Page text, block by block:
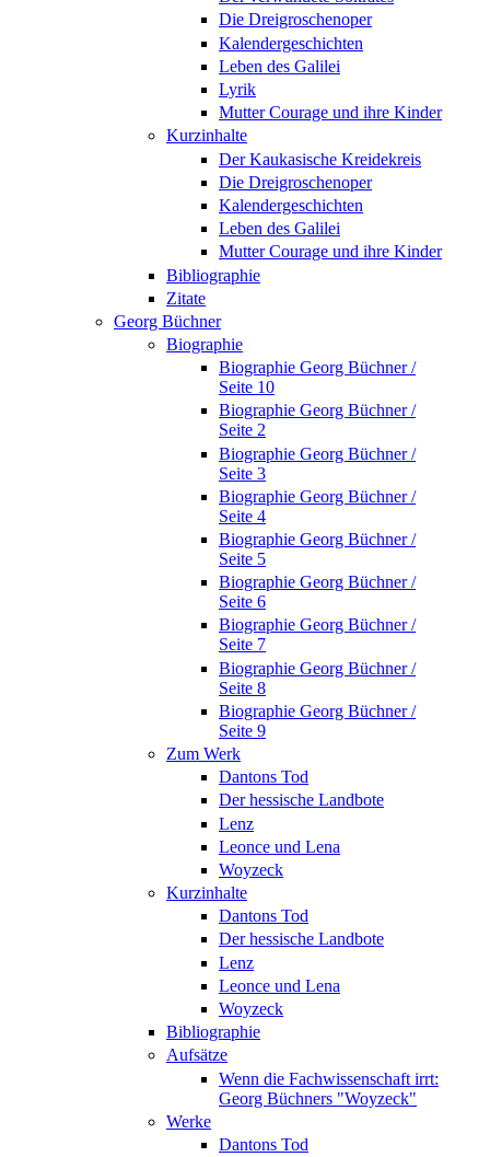
Die Dreigroschenoper
Kalendergeschichten
Leben des Galilei
Lyrik
Mutter Courage und ihre Kinder
Kurzinhalte
Der Kaukasische Kreidekreis
Die Dreigroschenoper
Kalendergeschichten
Leben des Galilei
Mutter Courage und ihre Kinder
Bibliographie
Zitate
Georg Büchner
Biographie
Biographie Georg Büchner /
Seite 10
Biographie Georg Büchner /
Seite 2
Biographie Georg Büchner /
Seite 3
Biographie Georg Büchner /
Seite 4
Biographie Georg Büchner /
Seite 5
Biographie Georg Büchner /
Seite 6
Biographie Georg Büchner /
Seite 7
Biographie Georg Büchner /
Seite 8
Biographie Georg Büchner /
Seite 9
Zum Werk
Dantons Tod
Der hessische Landbote
Lenz
Leonce und Lena
Woyzeck
Kurzinhalte
Dantons Tod
Der hessische Landbote
Lenz
Leonce und Lena
Woyzeck
Bibliographie
Aufsätze
Wenn die Fachwissenschaft irrt:
Georg Büchners "Woyzeck"
Werke
Dantons Tod